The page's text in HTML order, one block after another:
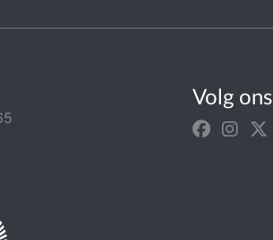
Volg ons